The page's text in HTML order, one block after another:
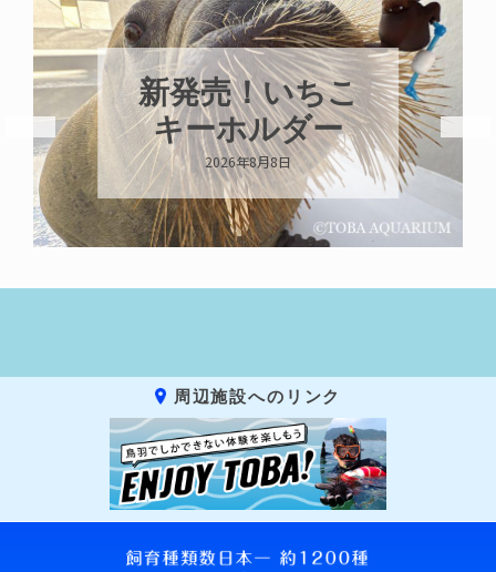
パラオオウム
ガイが交接して
います
2026年8月7日
周辺施設へのリンク